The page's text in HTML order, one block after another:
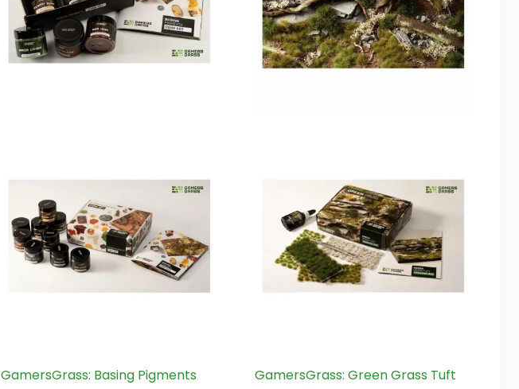
GamersGrass: Basing Pigments
GamersGrass: Green Grass Tuft